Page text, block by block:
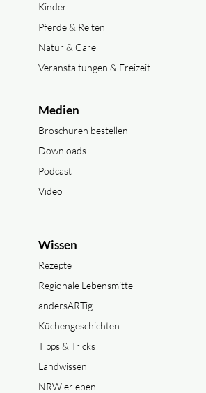
Kinder
Pferde & Reiten
Natur & Care
Veranstaltungen & Freizeit
Medien
Broschüren bestellen
Downloads
Podcast
Video
Wissen
Rezepte
Regionale Lebensmittel
andersARTig
Küchengeschichten
Tipps & Tricks
Landwissen
NRW erleben